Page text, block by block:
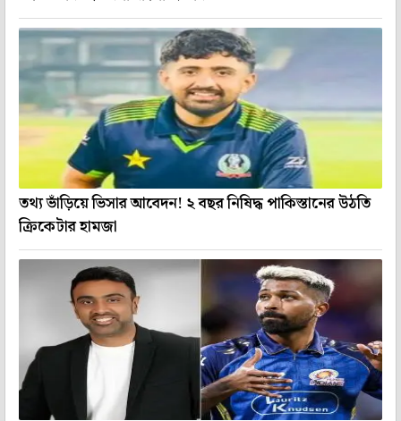
তথ্য ভাঁড়িয়ে ভিসার আবেদন! ২ বছর নিষিদ্ধ পাকিস্তানের উঠতি
ক্রিকেটার হামজা